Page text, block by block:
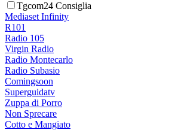
Tgcom24 Consiglia
Mediaset Infinity
R101
Radio 105
Virgin Radio
Radio Montecarlo
Radio Subasio
Comingsoon
Superguidatv
Zuppa di Porro
Non Sprecare
Cotto e Mangiato